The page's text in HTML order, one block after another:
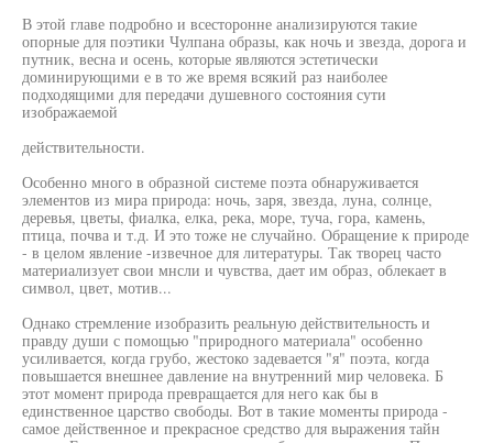
В этой главе подробно и всесторонне анализируются такие
опорные для поэтики Чулпана образы, как ночь и звезда, дорога и
путник, весна и осень, которые являются эстетически
доминирующими е в то же время всякий раз наиболее
подходящими для передачи душевного состояния сути
изображаемой
действительности.
Особенно много в образной системе поэта обнаруживается
элементов из мира природа: ночь, заря, звезда, луна, солнце,
деревья, цветы, фиалка, елка, река, море, туча, гора, камень,
птица, почва и т.д. И это тоже не случайно. Обращение к природе
- в целом явление -извечное для литературы. Так творец часто
материализует свои мнсли и чувства, дает им образ, облекает в
символ, цвет, мотив...
Однако стремление изобразить реальную действительность и
правду души с помощью "природного материала" особенно
усиливается, когда грубо, жестоко задевается "я" поэта, когда
повышается внешнее давление на внутренний мир человека. Б
этот момент природа превращается для него как бы в
единственное царство свободы. Вот в такие моменты природа -
самое действенное и прекрасное средство для выражения тайн